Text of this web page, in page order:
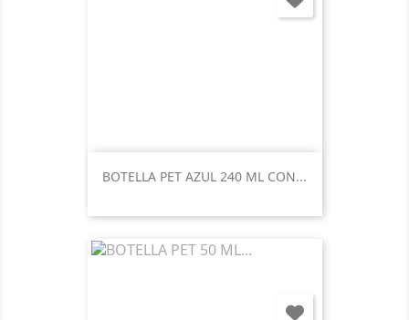
BOTELLA PET AZUL 240 ML CON...